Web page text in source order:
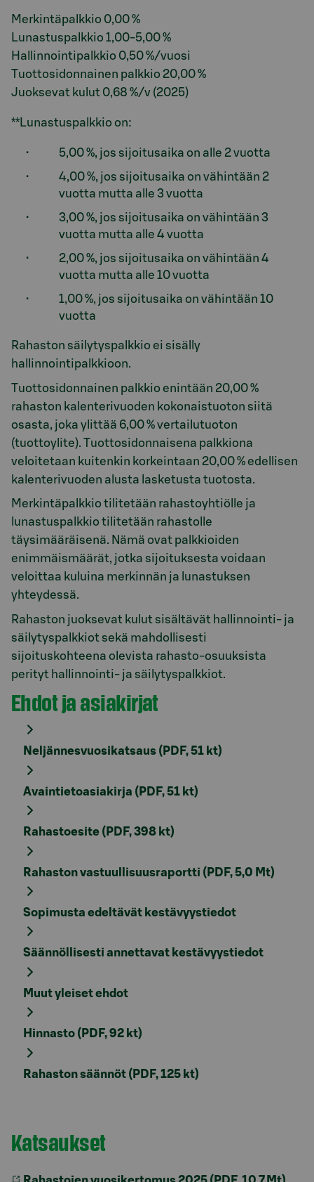
Merkintäpalkkio 0,00 %
Lunastuspalkkio 1,00-5,00 %
Hallinnointipalkkio 0,50 %/vuosi
Tuottosidonnainen palkkio 20,00 %
Juoksevat kulut 0,68 %/v (2025)
**Lunastuspalkkio on:
5,00 %, jos sijoitusaika on alle 2 vuotta
4,00 %, jos sijoitusaika on vähintään 2
vuotta mutta alle 3 vuotta
3,00 %, jos sijoitusaika on vähintään 3
vuotta mutta alle 4 vuotta
2,00 %, jos sijoitusaika on vähintään 4
vuotta mutta alle 10 vuotta
1,00 %, jos sijoitusaika on vähintään 10
vuotta
Rahaston säilytyspalkkio ei sisälly
hallinnointipalkkioon.
Tuottosidonnainen palkkio enintään 20,00 %
rahaston kalenterivuoden kokonaistuoton siitä
osasta, joka ylittää 6,00 % vertailutuoton
(tuottoylite). Tuottosidonnaisena palkkiona
veloitetaan kuitenkin korkeintaan 20,00 % edellisen
kalenterivuoden alusta lasketusta tuotosta.
Merkintäpalkkio tilitetään rahastoyhtiölle ja
lunastuspalkkio tilitetään rahastolle
täysimääräisenä. Nämä ovat palkkioiden
enimmäismäärät, jotka sijoituksesta voidaan
veloittaa kuluina merkinnän ja lunastuksen
yhteydessä.
Rahaston juoksevat kulut sisältävät hallinnointi- ja
säilytyspalkkiot sekä mahdollisesti
sijoituskohteena olevista rahasto-osuuksista
perityt hallinnointi- ja säilytyspalkkiot.
Ehdot ja asiakirjat
Neljännesvuosikatsaus (PDF, 51 kt)
Avaintietoasiakirja (PDF, 51 kt)
Rahastoesite (PDF, 398 kt)
Rahaston vastuullisuusraportti (PDF, 5,0 Mt)
Sopimusta edeltävät kestävyystiedot
Säännöllisesti annettavat kestävyystiedot
Muut yleiset ehdot
Hinnasto (PDF, 92 kt)
Rahaston säännöt (PDF, 125 kt)
Katsaukset